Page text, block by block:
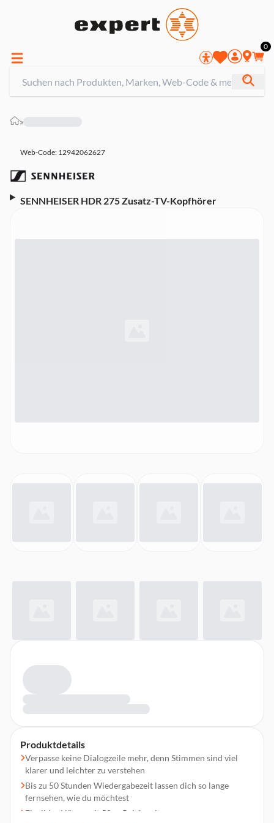
0
»
Web-Code: 12942062627
SENNHEISER HDR 275 Zusatz-TV-Kopfhörer
Produktdetails
Verpasse keine Dialogzeile mehr, denn Stimmen sind viel
klarer und leichter zu verstehen
Bis zu 50 Stunden Wiedergabezeit lassen dich so lange
fernsehen, wie du möchtest
Flexibles Hören mit 50 m Reichweite